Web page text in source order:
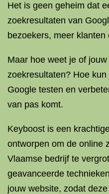
Het is geen geheim dat
zoekresultaten van
bezoekers, meer
Maar hoe weet je of
zoekresultaten? Hoe
Google testen en
van pas komt.
Keyboost is een
ontworpen om de online
Vlaamse bedrijf te
geavanceerde
jouw website, zodat